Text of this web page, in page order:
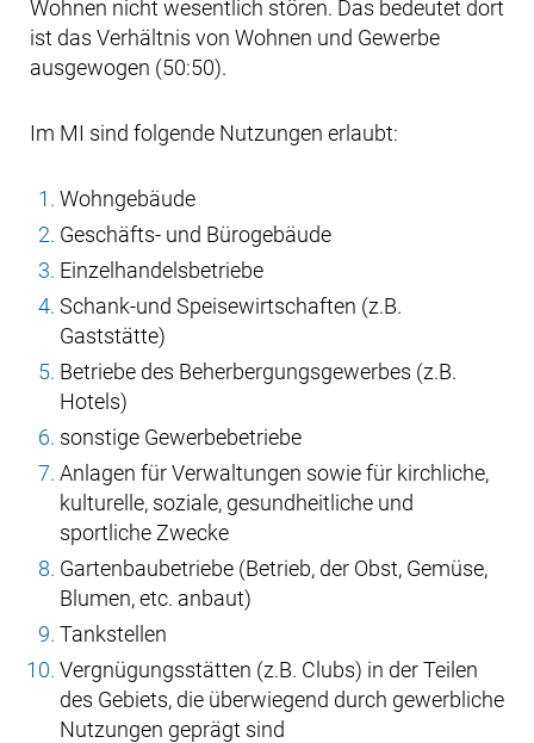
Wohnen nicht wesentlich stören. Das bedeutet dort
ist das Verhältnis von Wohnen und Gewerbe
ausgewogen (50:50).
Im MI sind folgende Nutzungen erlaubt:
Wohngebäude
Geschäfts- und Bürogebäude
Einzelhandelsbetriebe
Schank-und Speisewirtschaften (z.B.
Gaststätte)
Betriebe des Beherbergungsgewerbes (z.B.
Hotels)
sonstige Gewerbebetriebe
Anlagen für Verwaltungen sowie für kirchliche,
kulturelle, soziale, gesundheitliche und
sportliche Zwecke
Gartenbaubetriebe (Betrieb, der Obst, Gemüse,
Blumen, etc. anbaut)
Tankstellen
Vergnügungsstätten (z.B. Clubs) in der Teilen
des Gebiets, die überwiegend durch gewerbliche
Nutzungen geprägt sind